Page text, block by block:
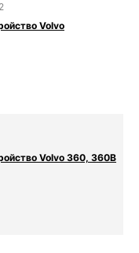
Volvo
Volvo 360, 360B